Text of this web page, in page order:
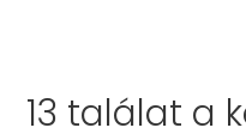
13 találat a